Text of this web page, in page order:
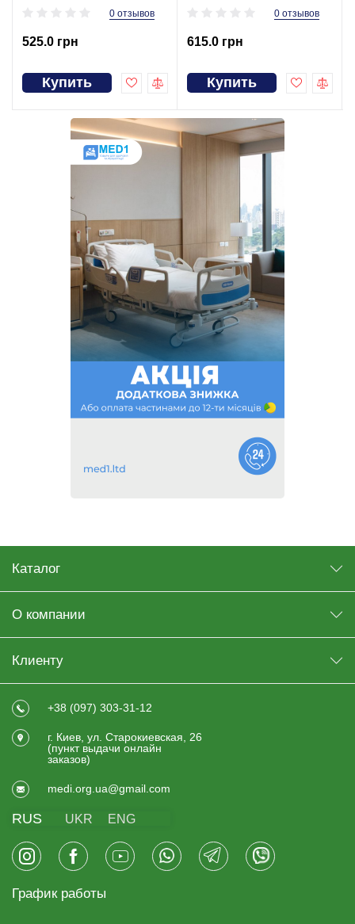
0 отзывов
525.0 грн
Купить
0 отзывов
615.0 грн
Купить
Каталог
О компании
Клиенту
+38 (097) 303-31-12
г. Киев, ул. Старокиевская, 26
(пункт выдачи онлайн
заказов)
medi.org.ua@gmail.com
RUS UKR ENG
График работы